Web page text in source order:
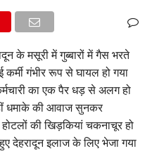
के मसूरी में गुब्बारों में गैस भरते
गंभीर रूप से घायल हो गया
का एक पैर धड़ से अलग हो
धमाके की आवाज सुनकर
की खिड़कियां चकनाचूर हो
देहरादून इलाज के लिए भेजा गया